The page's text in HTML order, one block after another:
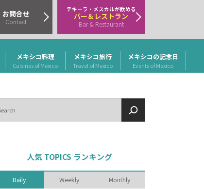
メキシコ料理
Cuisines of Mexico
メキシコ旅行
Travel of Mexico
メキシコの記念日
Events of Mexico
お問合せ
Contact
テキーラ・メスカルが飲める
バー＆レストラン
Bar & Restaurant
人気 TOPICS ランキング
Daily Weekly Monthly